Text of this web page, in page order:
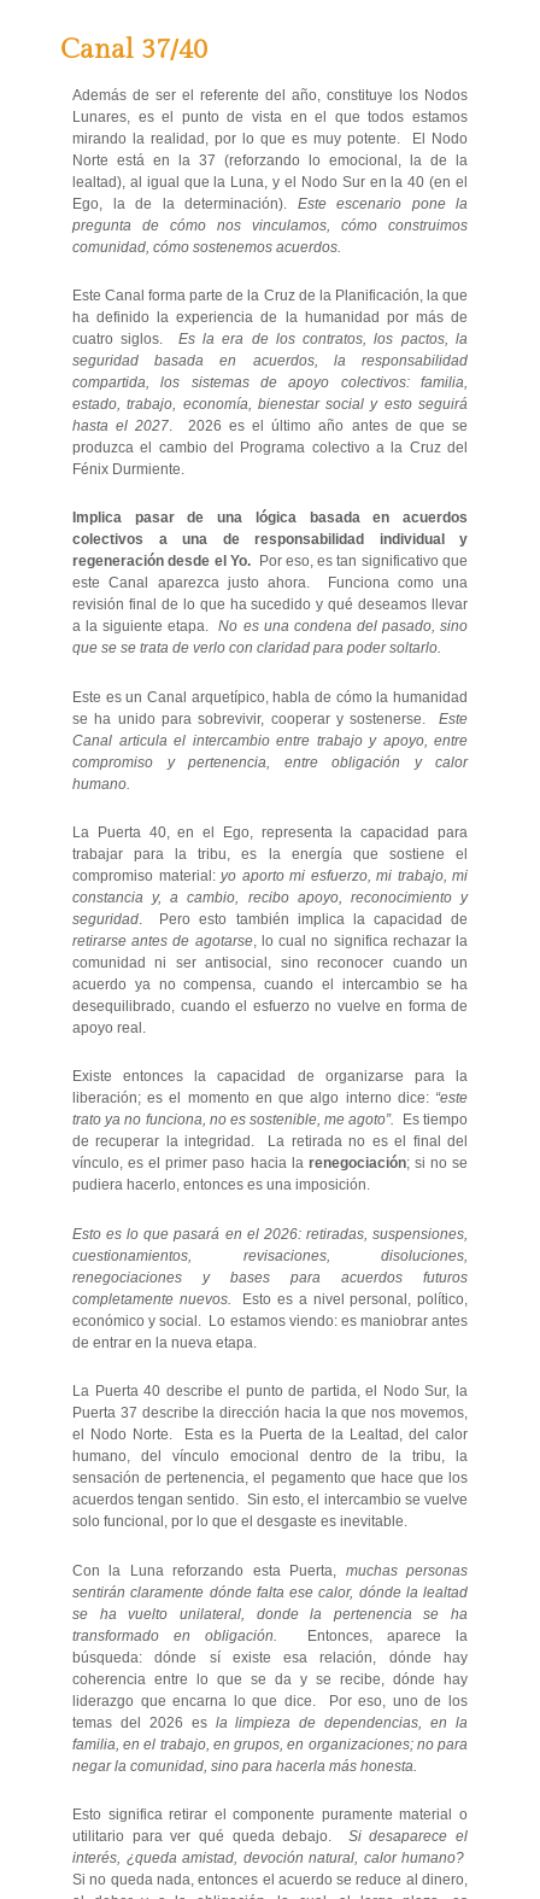
Canal 37/40
Además de ser el referente del año, constituye los Nodos
Lunares, es el punto de vista en el que todos estamos
mirando la realidad, por lo que es muy potente. El Nodo
Norte está en la 37 (reforzando lo emocional, la de la
lealtad), al igual que la Luna, y el Nodo Sur en la 40 (en el
Ego, la de la determinación). Este escenario pone la
pregunta de cómo nos vinculamos, cómo construimos
comunidad, cómo sostenemos acuerdos.
Este Canal forma parte de la Cruz de la Planificación, la que
ha definido la experiencia de la humanidad por más de
cuatro siglos. Es la era de los contratos, los pactos, la
seguridad basada en acuerdos, la responsabilidad
compartida, los sistemas de apoyo colectivos: familia,
estado, trabajo, economía, bienestar social y esto seguirá
hasta el 2027. 2026 es el último año antes de que se
produzca el cambio del Programa colectivo a la Cruz del
Fénix Durmiente.
Implica pasar de una lógica basada en acuerdos
colectivos a una de responsabilidad individual y
regeneración desde el Yo.Por eso, es tan significativo que
este Canal aparezca justo ahora. Funciona como una
revisión final de lo que ha sucedido y qué deseamos llevar
a la siguiente etapa.No es una condena del pasado, sino
que se se trata de verlo con claridad para poder soltarlo.
Este es un Canal arquetípico, habla de cómo la humanidad
se ha unido para sobrevivir, cooperar y sostenerse. Este
Canal articula el intercambio entre trabajo y apoyo, entre
compromiso y pertenencia, entre obligación y calor
humano.
La Puerta 40, en el Ego, representa la capacidad para
trabajar para la tribu, es la energía que sostiene el
compromiso material: yo aporto mi esfuerzo, mi trabajo, mi
constancia y, a cambio, recibo apoyo, reconocimiento y
seguridad. Pero esto también implica la capacidad de
retirarse antes de agotarse, lo cual no significa rechazar la
comunidad ni ser antisocial, sino reconocer cuando un
acuerdo ya no compensa, cuando el intercambio se ha
desequilibrado, cuando el esfuerzo no vuelve en forma de
apoyo real.
Existe entonces la capacidad de organizarse para la
liberación; es el momento en que algo interno dice: “este
trato ya no funciona, no es sostenible, me agoto”.
Es tiempo
de recuperar la integridad. La retirada no es el final del
vínculo, es el primer paso hacia la renegociación; si no se
pudiera hacerlo, entonces es una imposición.
Esto es lo que pasará en el 2026: retiradas, suspensiones,
cuestionamientos, revisaciones, disoluciones,
renegociaciones y bases para acuerdos futuros
completamente nuevos. Esto es a nivel personal, político,
económico y social. Lo estamos viendo: es maniobrar antes
de entrar en la nueva etapa.
La Puerta 40 describe el punto de partida, el Nodo Sur, la
Puerta 37 describe la dirección hacia la que nos movemos,
el Nodo Norte. Esta es la Puerta de la Lealtad, del calor
humano, del vínculo emocional dentro de la tribu, la
sensación de pertenencia, el pegamento que hace que los
acuerdos tengan sentido. Sin esto, el intercambio se vuelve
solo funcional, por lo que el desgaste es inevitable.
Con la Luna reforzando esta Puerta, muchas personas
sentirán claramente dónde falta ese calor, dónde la lealtad
se ha vuelto unilateral, donde la pertenencia se ha
transformado en obligación.
Entonces, aparece la
búsqueda: dónde sí existe esa relación, dónde hay
coherencia entre lo que se da y se recibe, dónde hay
liderazgo que encarna lo que dice. Por eso, uno de los
temas del 2026 es la limpieza de dependencias, en la
familia, en el trabajo, en grupos, en organizaciones; no para
negar la comunidad, sino para hacerla más honesta.
Esto significa retirar el componente puramente material o
utilitario para ver qué queda debajo. Si desaparece el
interés, ¿queda amistad, devoción natural, calor humano?
Si no queda nada, entonces el acuerdo se reduce al dinero,